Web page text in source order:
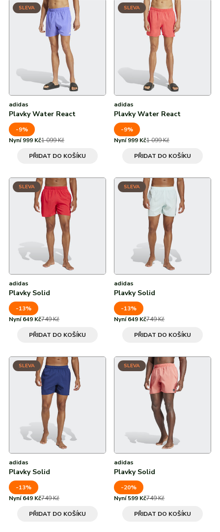
SLEVA
adidas
Plavky Water React
-9%
Nyní 999 Kč1 099 Kč
PŘIDAT DO KOŠÍKU
SLEVA
adidas
Plavky Water React
-9%
Nyní 999 Kč1 099 Kč
PŘIDAT DO KOŠÍKU
SLEVA
adidas
Plavky Solid
-13%
Nyní 649 Kč749 Kč
PŘIDAT DO KOŠÍKU
SLEVA
adidas
Plavky Solid
-13%
Nyní 649 Kč749 Kč
PŘIDAT DO KOŠÍKU
SLEVA
adidas
Plavky Solid
-13%
Nyní 649 Kč749 Kč
PŘIDAT DO KOŠÍKU
SLEVA
adidas
Plavky Solid
-20%
Nyní 599 Kč749 Kč
PŘIDAT DO KOŠÍKU